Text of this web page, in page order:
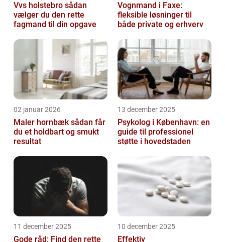
Vvs holstebro sådan
vælger du den rette
fagmand til din opgave
Vognmand i Faxe:
fleksible løsninger til
både private og erhverv
02 januar 2026
Maler hornbæk sådan får
du et holdbart og smukt
resultat
13 december 2025
Psykolog i København: en
guide til professionel
støtte i hovedstaden
11 december 2025
Gode råd: Find den rette
10 december 2025
Effektiv